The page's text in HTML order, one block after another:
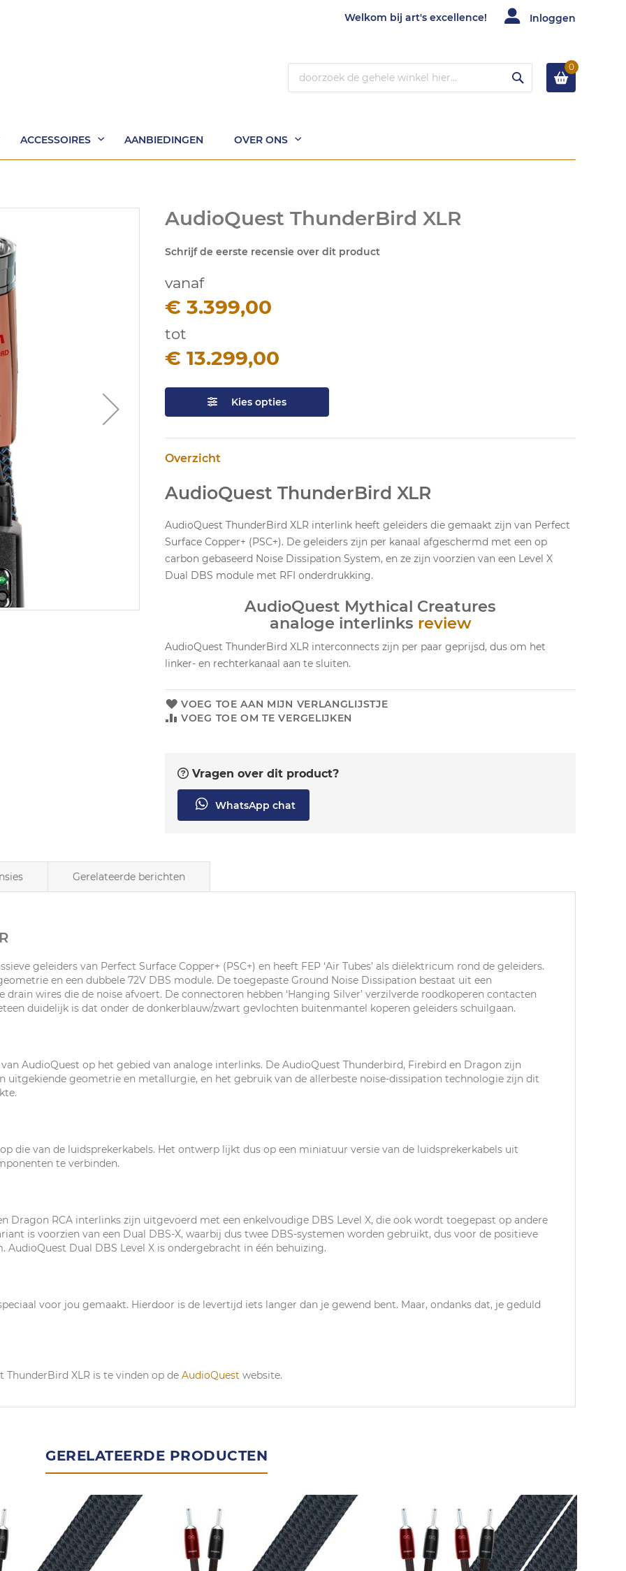
Welkom bij art's excellence! Inloggen
0
ACCESSOIRES AANBIEDINGEN OVER ONS
AudioQuest ThunderBird XLR
Schrijf de eerste recensie over dit product
vanaf
€ 3.399,00
tot
€ 13.299,00
Kies opties
Overzicht
AudioQuest ThunderBird XLR
AudioQuest ThunderBird XLR interlink heeft geleiders die gemaakt zijn van Perfect
Surface Copper+ (PSC+). De geleiders zijn per kanaal afgeschermd met een op
carbon gebaseerd Noise Dissipation System, en ze zijn voorzien van een Level X
Dual DBS module met RFI onderdrukking.
AudioQuest Mythical Creatures
analoge interlinks review
AudioQuest ThunderBird XLR interconnects zijn per paar geprijsd, dus om het
linker- en rechterkanaal aan te sluiten.
VOEG TOE AAN MIJN VERLANGLIJSTJE
VOEG TOE OM TE VERGELIJKEN
Vragen over dit product?
WhatsApp chat
geleiders van Perfect Surface Copper+ (PSC+) en heeft FEP ‘Air Tubes’ als diëlektricum rond de geleiders.
en een dubbele 72V DBS module. De toegepaste Ground Noise Dissipation bestaat uit een
wires die de noise afvoert. De connectoren hebben ‘Hanging Silver’ verzilverde roodkoperen contacten
duidelijk is dat onder de donkerblauw/zwart gevlochten buitenmantel koperen geleiders schuilgaan.
AudioQuest op het gebied van analoge interlinks. De AudioQuest Thunderbird, Firebird en Dragon zijn
uitgekiende geometrie en metallurgie, en het gebruik van de allerbeste noise-dissipation technologie zijn dit
die van de luidsprekerkabels. Het ontwerp lijkt dus op een miniatuur versie van de luidsprekerkabels uit
te verbinden.
Dragon RCA interlinks zijn uitgevoerd met een enkelvoudige DBS Level X, die ook wordt toegepast op andere
is voorzien van een Dual DBS-X, waarbij dus twee DBS-systemen worden gebruikt, dus voor de positieve
AudioQuest Dual DBS Level X is ondergebracht in één behuizing.
voor jou gemaakt. Hierdoor is de levertijd iets langer dan je gewend bent. Maar, ondanks dat, je geduld
XLR is te vinden op de AudioQuest website.
Gerelateerde berichten
GERELATEERDE PRODUCTEN